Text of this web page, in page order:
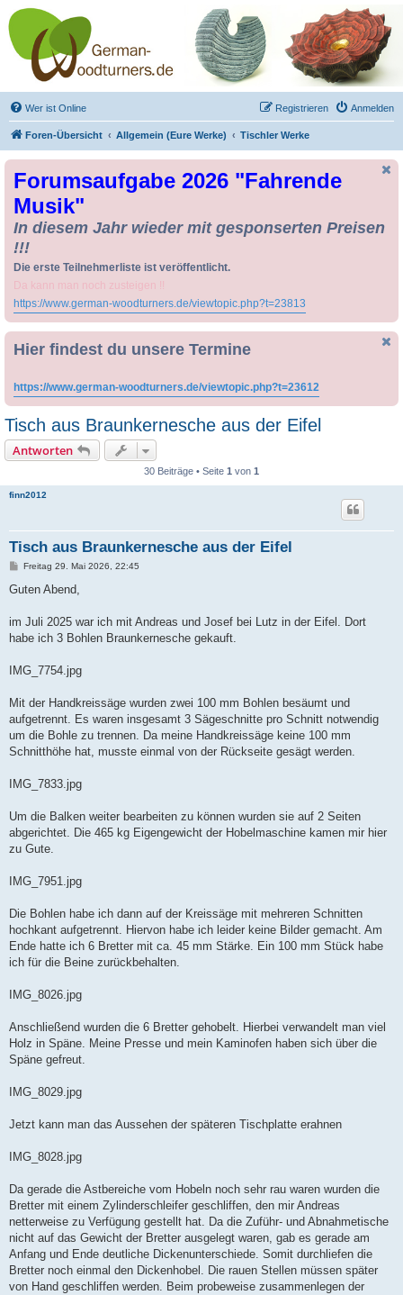
Drechseln und
Kunsthandwerk -
German-Woodturners
*Forum Sauerland*
Der Treffpunkt für Drechsler und Freunde des Kunsthandwerks
Wer ist Online Anmelden
Registrieren
Foren-Übersicht Allgemein (Eure Werke) Tischler Werke
Forumsaufgabe 2026 "Fahrende
Musik"
In diesem Jahr wieder mit gesponserten Preisen
!!!
Die erste Teilnehmerliste ist veröffentlicht.
Da kann man noch zusteigen !!
https://www.german-woodturners.de/viewtopic.php?t=23813
Hier findest du unsere Termine
https://www.german-woodturners.de/viewtopic.php?t=23612
Tisch aus Braunkernesche aus der Eifel
Antworten
30 Beiträge • Seite 1 von 1
finn2012
Tisch aus Braunkernesche aus der Eifel
B
i
a
Freitag 29. Mai 2026, 22:45
Guten Abend,
im Juli 2025 war ich mit Andreas und Josef bei Lutz in der Eifel. Dort
habe ich 3 Bohlen Braunkernesche gekauft.
IMG_7754.jpg
Mit der Handkreissäge wurden zwei 100 mm Bohlen besäumt und
aufgetrennt. Es waren insgesamt 3 Sägeschnitte pro Schnitt notwendig
um die Bohle zu trennen. Da meine Handkreissäge keine 100 mm
Schnitthöhe hat, musste einmal von der Rückseite gesägt werden.
IMG_7833.jpg
Um die Balken weiter bearbeiten zu können wurden sie auf 2 Seiten
abgerichtet. Die 465 kg Eigengewicht der Hobelmaschine kamen mir hier
zu Gute.
IMG_7951.jpg
Die Bohlen habe ich dann auf der Kreissäge mit mehreren Schnitten
hochkant aufgetrennt. Hiervon habe ich leider keine Bilder gemacht. Am
Ende hatte ich 6 Bretter mit ca. 45 mm Stärke. Ein 100 mm Stück habe
ich für die Beine zurückbehalten.
IMG_8026.jpg
Anschließend wurden die 6 Bretter gehobelt. Hierbei verwandelt man viel
Holz in Späne. Meine Presse und mein Kaminofen haben sich über die
Späne gefreut.
IMG_8029.jpg
Jetzt kann man das Aussehen der späteren Tischplatte erahnen
IMG_8028.jpg
Da gerade die Astbereiche vom Hobeln noch sehr rau waren wurden die
Bretter mit einem Zylinderschleifer geschliffen, den mir Andreas
netterweise zu Verfügung gestellt hat. Da die Zuführ- und Abnahmetische
nicht auf das Gewicht der Bretter ausgelegt waren, gab es gerade am
Anfang und Ende deutliche Dickenunterschiede. Somit durchliefen die
Bretter noch einmal den Dickenhobel. Die rauen Stellen müssen später
von Hand geschliffen werden. Beim probeweise zusammenlegen der